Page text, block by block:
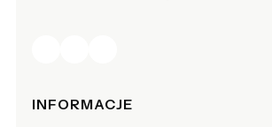
Linki w stopce
INFORMACJE